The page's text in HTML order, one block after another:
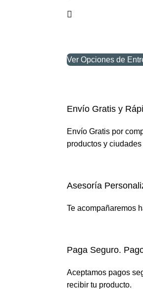
GMD
Ver Opciones de
Envío Gratis y
Envío Gratis por
productos y
Asesoría
Te acompañaremos
Paga Seguro.
Aceptamos pagos
recibir tu producto.